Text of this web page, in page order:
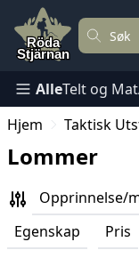
AlleTelt og Mat
Hjem
Taktisk
Lommer
Opprinnelse/
Egenskap
Pris